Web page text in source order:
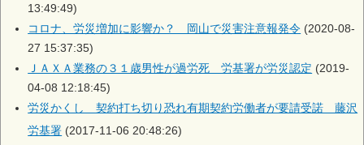
13:49:49)
コロナ、労災増加に影響か？ 岡山で災害注意報発令 (2020-08-
27 15:37:35)
ＪＡＸＡ業務の３１歳男性が過労死 労基署が労災認定 (2019-
04-08 12:18:45)
労災かくし 契約打ち切り恐れ有期契約労働者が要請受諾 藤沢
労基署 (2017-11-06 20:48:26)